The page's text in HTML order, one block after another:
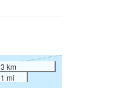
3 km
1 mi